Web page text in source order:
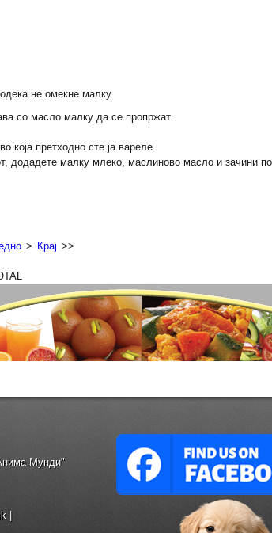
не омекне малку.
со масло малку да се пропржат.
која претходно сте ја вареле.
додадете малку млеко, маслиново масло и зачини
> Крај >>
Мунди"
|